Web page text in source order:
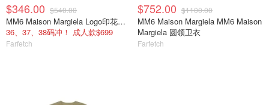
$346.00 $540.00
MM6 Maison Margiela Logo印花芭蕾平底鞋
36、37、38码冲！ 成人款$699
Farfetch
$752.00 $1100.00
MM6 Maison Margiela MM6 Maison
Margiela 圆领卫衣
Farfetch